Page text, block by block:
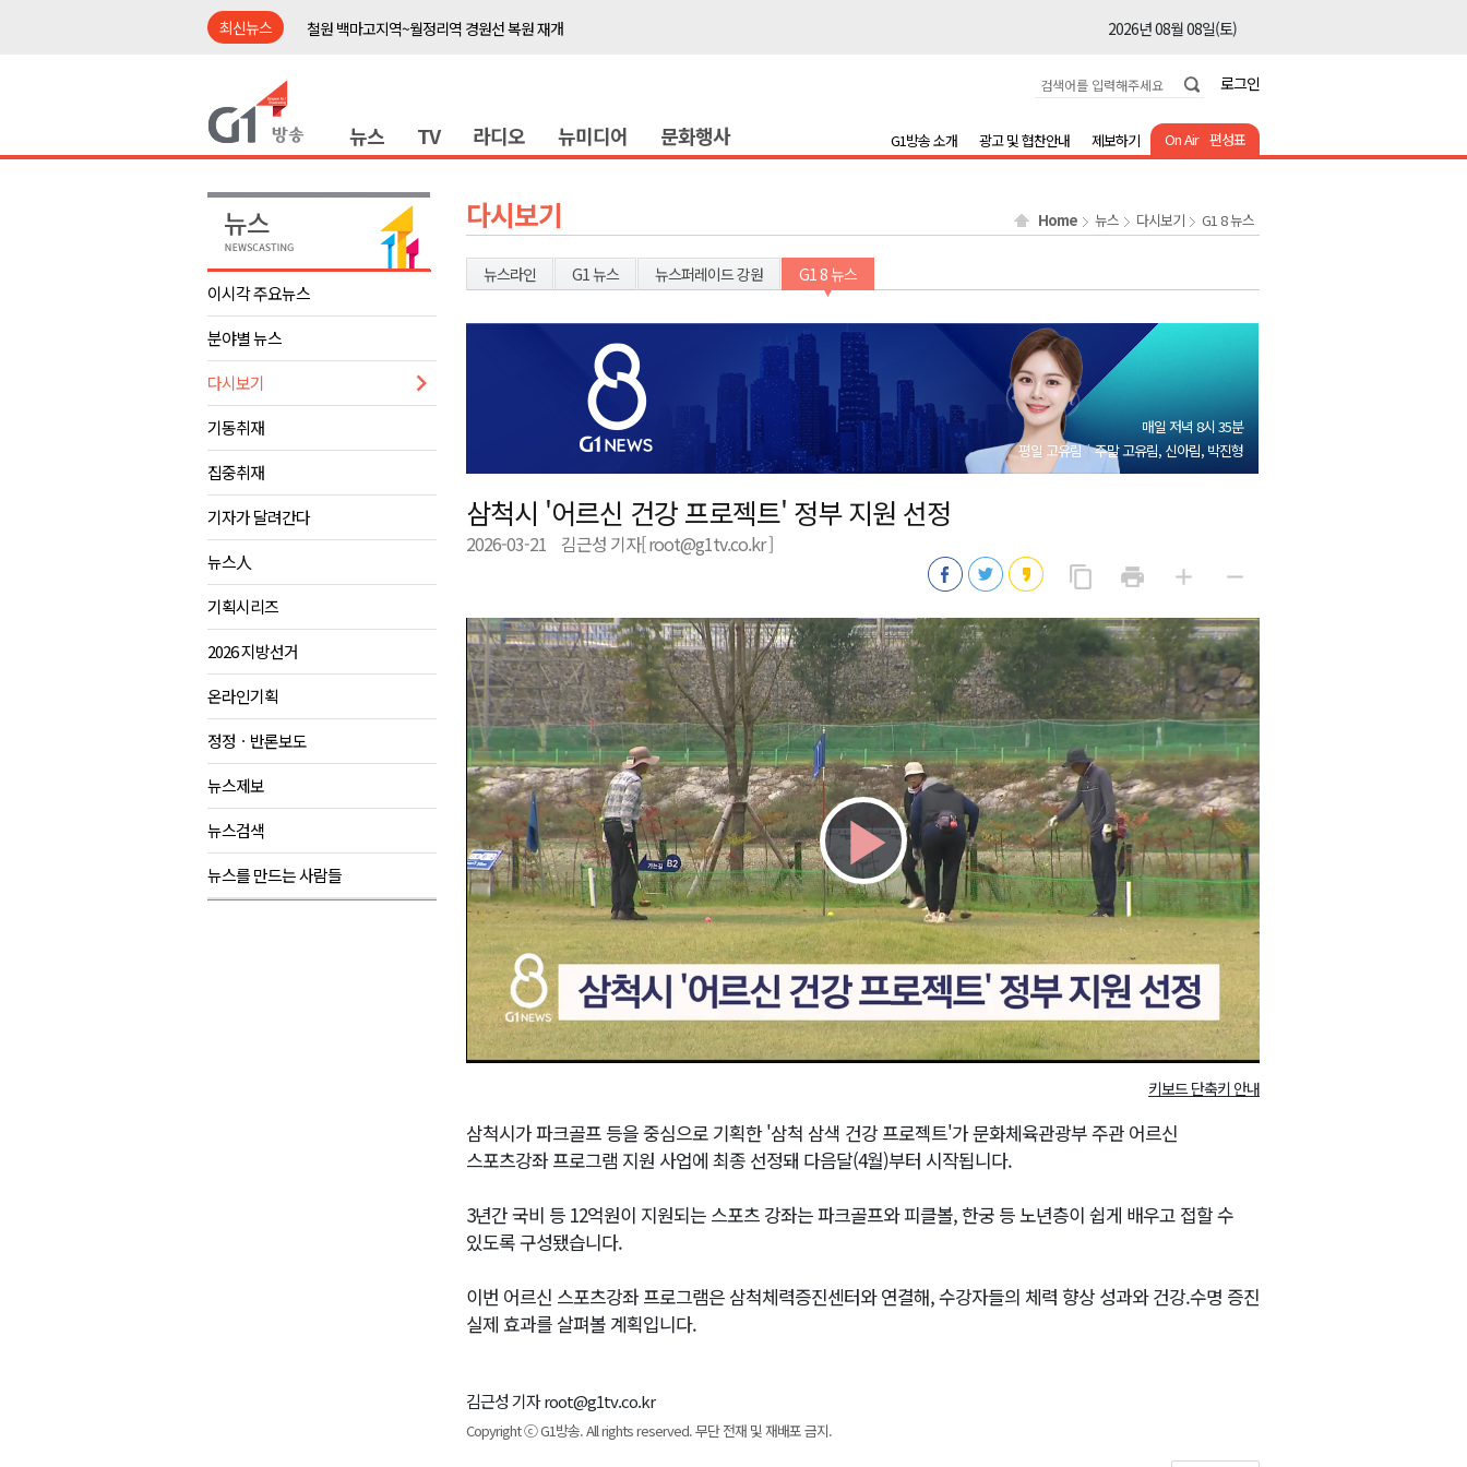
최신뉴스
철원 백마고지역~월정리역 경원선 복원 재개
2026년 08월 08일(토)
2026년 08월 08일(토)
영월군, 14~15일 서부시장 야시장 운영
2026년 08월 08일(토)
강원개발공사, 공기업 평가 2년 연속 '다'등급
도-시군 첫 간담회..우상호 "하나된 공동체"
2026년 08월 07일(금)
이 대통령, 사북·납북귀환어부 국가폭력 사과
2026년 08월 08일(토)
철원 백마고지역~월정리역 경원선 복원 재개
2026년 08월 08일(토)
어젯밤 원주 아파트 정전..천 백여세대 불편
2026년 08월 08일(토)
춘천시립 '장애아동전담어린이집' 개원
2026년 08월 08일(토)
양양군, 21일까지 '초등학생 틈새 돌봄' 시행
강원개발공사, 공기업 평가 2년 연속 '다'등급
도-시군 첫 간담회..우상호 "하나된 공동체"
2026년 08월 07일(금)
이 대통령, 사북·납북귀환어부 국가폭력 사과
2026년 08월 07일(금)
로그인
뉴스 TV 라디오 뉴미디어 문화행사 On Air 편성표
G1방송 소개 광고 및 협찬안내 제보하기
이시각 주요뉴스
분야별 뉴스
다시보기
기동취재
집중취재
기자가 달려간다
뉴스人
기획시리즈
2026 지방선거
온라인기획
정정ㆍ반론보도
뉴스제보
뉴스검색
뉴스를 만드는 사람들
다시보기 Home 뉴스 다시보기 G1 8 뉴스
뉴스라인 G1 뉴스 뉴스퍼레이드 강원 G1 8 뉴스
매일 저녁 8시 35분
평일 고유림
주말 고유림, 신아림, 박진형
삼척시 '어르신 건강 프로젝트' 정부 지원 선정
2026-03-21 김근성 기자[ root@g1tv.co.kr ]
content_copy
사
print add
게
remove
게
Play
Video
키보드 단축키 안내
삼척시가 파크골프 등을 중심으로 기획한 '삼척 삼색 건강 프로젝트'가 문화체육관광부 주관 어르신
스포츠강좌 프로그램 지원 사업에 최종 선정돼 다음달(4월)부터 시작됩니다.
3년간 국비 등 12억원이 지원되는 스포츠 강좌는 파크골프와 피클볼, 한궁 등 노년층이 쉽게 배우고 접할 수
있도록 구성됐습니다.
이번 어르신 스포츠강좌 프로그램은 삼척체력증진센터와 연결해, 수강자들의 체력 향상 성과와 건강.수명 증진
실제 효과를 살펴볼 계획입니다.
김근성 기자 root@g1tv.co.kr
Copyright ⓒ G1방송. All rights reserved. 무단 전재 및 재배포 금지.